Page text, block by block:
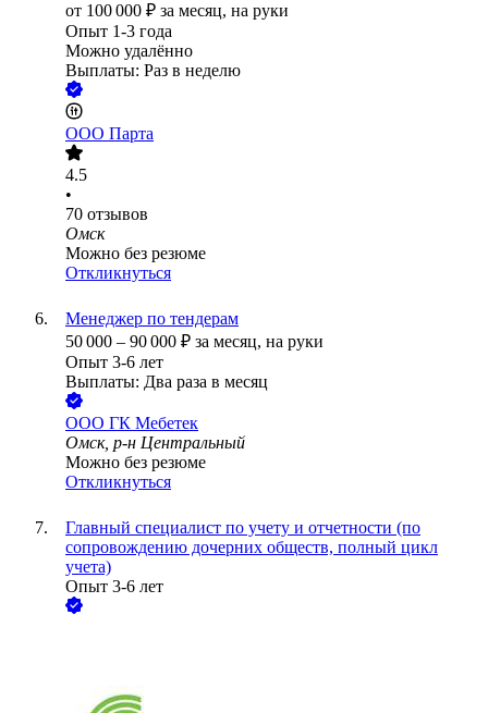
от 100 000 ₽ за месяц, на руки
Опыт 1-3 года
Можно удалённо
Выплаты: Раз в неделю
ООО Парта
4.5
•
70 отзывов
Омск
Можно без резюме
Откликнуться
Менеджер по тендерам
50 000 – 90 000 ₽ за месяц, на руки
Опыт 3-6 лет
Выплаты: Два раза в месяц
ООО ГК Мебетек
Омск, р-н Центральный
Можно без резюме
Откликнуться
Главный специалист по учету и отчетности (по
сопровождению дочерних обществ, полный цикл
учета)
Опыт 3-6 лет